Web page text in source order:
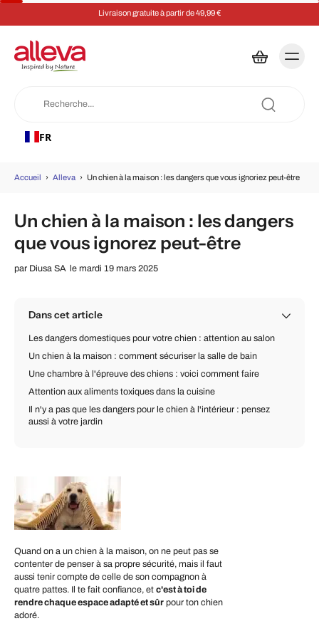
Livraison gratuite à partir de 49,99 €
FR
Accueil › Alleva › Un chien à la maison : les dangers que vous ignoriez peut-être
Un chien à la maison : les dangers
que vous ignorez peut-être
par Diusa SA le mardi 19 mars 2025
Dans cet article
Les dangers domestiques pour votre chien : attention au salon
Un chien à la maison : comment sécuriser la salle de bain
Une chambre à l'épreuve des chiens : voici comment faire
Attention aux aliments toxiques dans la cuisine
Il n'y a pas que les dangers pour le chien à l'intérieur : pensez
aussi à votre jardin
Quand on a un chien à la maison, on ne peut pas se
contenter de penser à sa propre sécurité, mais il faut
aussi tenir compte de celle de son compagnon à
quatre pattes. Il te fait confiance, et c'est à toi de
rendre chaque espace adapté et sûr pour ton chien
adoré.